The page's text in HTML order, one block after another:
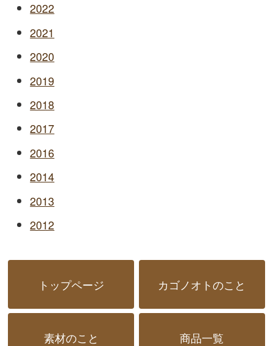
2022
2021
2020
2019
2018
2017
2016
2014
2013
2012
トップページ カゴノオトのこと
素材のこと 商品一覧